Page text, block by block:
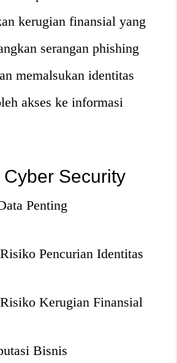
kerugian finansial yang
serangan phishing
memalsukan identitas
akses ke informasi
Security
Penting
Pencurian Identitas
Kerugian Finansial
Bisnis